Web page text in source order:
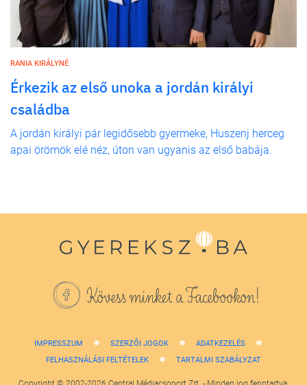
RANIA KIRÁLYNÉ
Érkezik az első unoka a jordán királyi
családba
A jordán királyi pár legidősebb gyermeke, Huszenj herceg
apai örömök elé néz, úton van ugyanis az első babája.
Kövess minket a Facebookon!
IMPRESSZUM SZERZŐI JOGOK
ADATKEZELÉS
FELHASZNÁLÁSI FELTÉTELEK
TARTALMI SZABÁLYZAT